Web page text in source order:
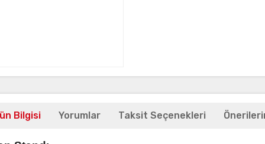
Bilgisi Yorumlar Taksit Seçenekleri